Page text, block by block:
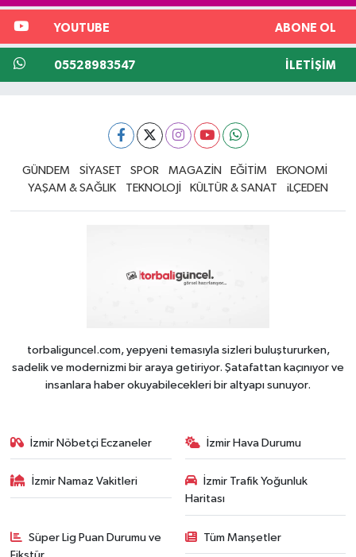
YOUTUBE ABONE OL
05528983547 İLETIŞIM
GÜNDEM SİYASET SPOR MAGAZİN EĞİTİM
EKONOMİ
YAŞAM & SAĞLIK
TEKNOLOJİ KÜLTÜR & SANAT iLÇEDEN
torbaliguncel.com, yepyeni temasıyla sizleri buluştururken,
sadelik ve modernizmi bir araya getiriyor. Şatafattan kaçınıyor ve
insanlara haber okuyabilecekleri bir altyapı sunuyor.
İzmir Nöbetçi Eczaneler İzmir Hava Durumu
İzmir Namaz Vakitleri
İzmir Trafik Yoğunluk
Haritası
Süper Lig Puan Durumu ve
Tüm Manşetler